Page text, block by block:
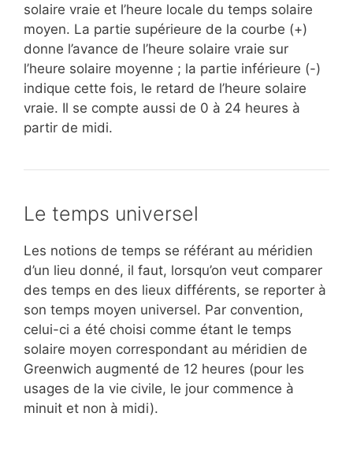
solaire vraie et l’heure locale du temps solaire
moyen. La partie supérieure de la courbe (+)
donne l’avance de l’heure solaire vraie sur
l’heure solaire moyenne ; la partie inférieure (-)
indique cette fois, le retard de l’heure solaire
vraie. Il se compte aussi de 0 à 24 heures à
partir de midi.
Le temps universel
Les notions de temps se référant au méridien
d’un lieu donné, il faut, lorsqu’on veut comparer
des temps en des lieux différents, se reporter à
son temps moyen universel. Par convention,
celui-ci a été choisi comme étant le temps
solaire moyen correspondant au méridien de
Greenwich augmenté de 12 heures (pour les
usages de la vie civile, le jour commence à
minuit et non à midi).